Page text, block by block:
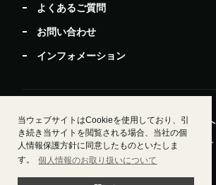
当ウェブサイトはCookieを使用しており、引
き続き当サイトを閲覧される場合、当社の個
人情報保護方針に同意したものといたしま
す。
個人情報のお取り扱いについて
よくあるご質問
お問い合わせ
インフォメーション
居抜きで退去したい方 ビルオーナー・管理会社様へ
運営会社情報 会員規約 個人情報保護方針